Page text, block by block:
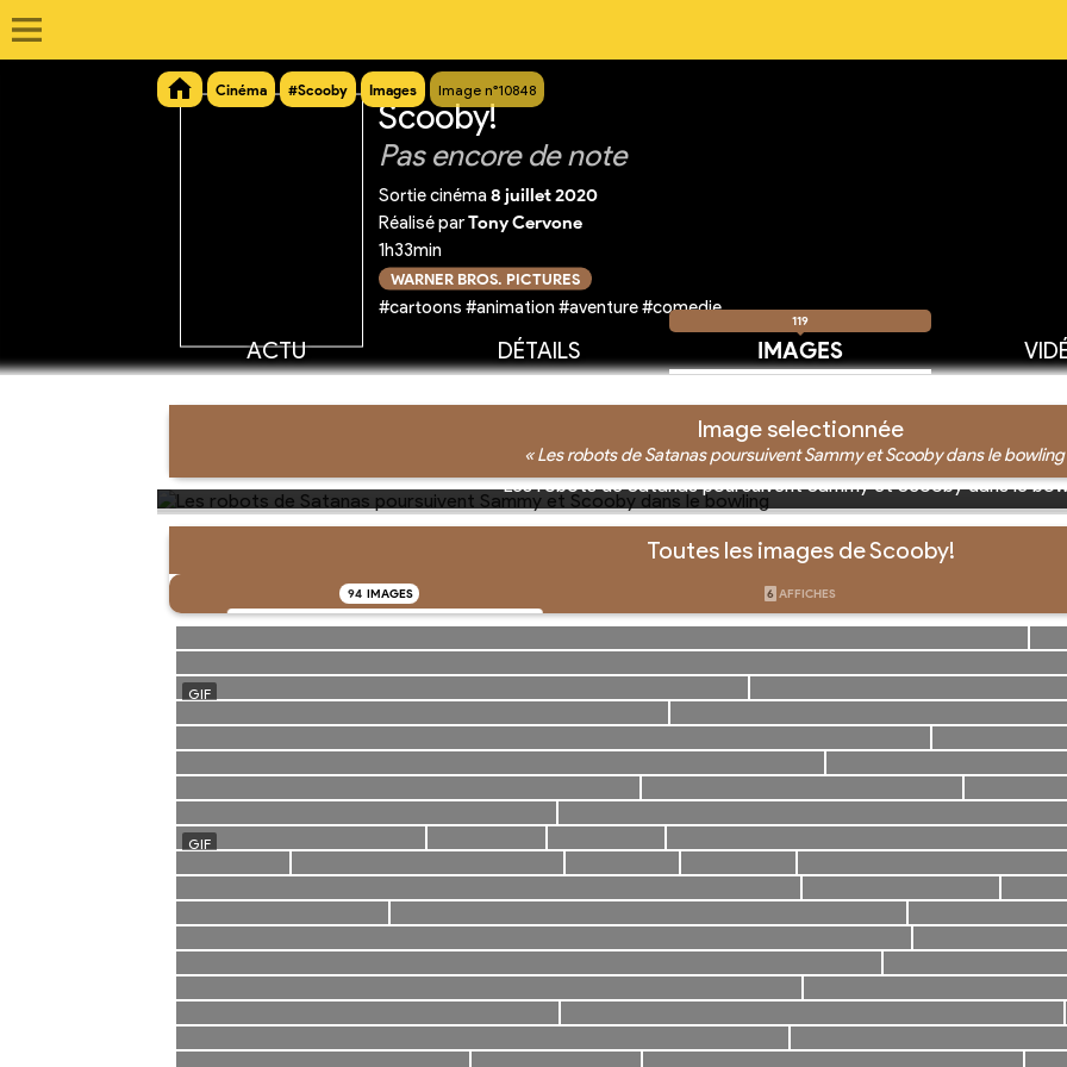
Cinéma #Scooby Images Image n°10848
Scooby!
Pas encore de note
Sortie cinéma 8 juillet 2020
Réalisé parTony Cervone
1h33min
WARNER BROS. PICTURES
#cartoons #animation #aventure #comedie
ACTU DÉTAILS IMAGES
119
Image selectionnée
« Les robots de Satanas poursuivent Sammy et Scooby dans le bowling
Les robots de Satanas poursuivent Sammy et Scooby dans le
Toutes les images de Scooby!
94 IMAGES 6 AFFICHES